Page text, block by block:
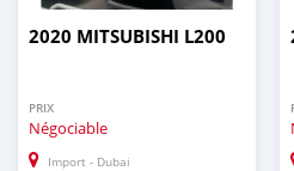
2020 MITSUBISHI L200
PRIX
Négociable
Import - Dubai